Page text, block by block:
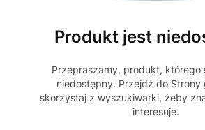
Produkt jest
Przepraszamy, produkt, którego
niedostępny. Przejdź do Strony
skorzystaj z wyszukiwarki, żeby
interesuje.